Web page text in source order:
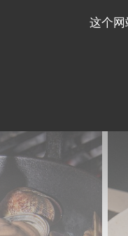
这个网